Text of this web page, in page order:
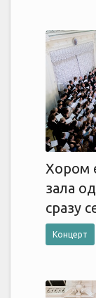
Хором
зала
сразу
Концерт